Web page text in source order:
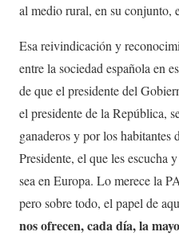
al medio rural, en su conjunto,
Esa reivindicación y
entre la sociedad española en
de que el presidente del
el presidente de la República,
ganaderos y por los habitantes
Presidente, el que les escucha
sea en Europa. Lo merece la
pero sobre todo, el papel de
nos ofrecen, cada día, la